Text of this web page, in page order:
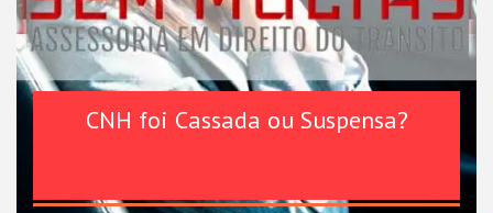
CNH foi Cassada ou Suspensa?